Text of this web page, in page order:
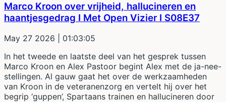
Marco Kroon over vrijheid, hallucineren en
haantjesgedrag I Met Open Vizier I S08E37
May 27 2026 | 01:03:05
In het tweede en laatste deel van het gesprek tussen
Marco Kroon en Alex Pastoor begint Alex met de ja-nee-
stellingen. Al gauw gaat het over de werkzaamheden
van Kroon in de veteranenzorg en vertelt hij over het
begrip ‘guppen’, Spartaans trainen en hallucineren door